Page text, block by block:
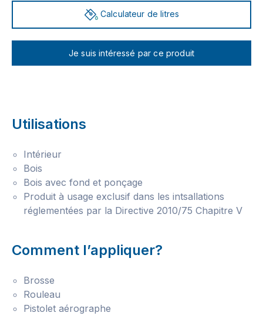
Calculateur de litres
Je suis intéressé par ce produit
Utilisations
Intérieur
Bois
Bois avec fond et ponçage
Produit à usage exclusif dans les intsallations
réglementées par la Directive 2010/75 Chapitre V
Comment l’appliquer?
Brosse
Rouleau
Pistolet aérographe